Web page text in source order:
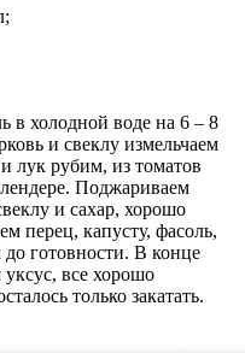
в холодной воде на 6 – 8
и свеклу измельчаем
лук рубим, из томатов
Поджариваем
и сахар, хорошо
перец, капусту, фасоль,
готовности. В конце
все хорошо
только закатать.